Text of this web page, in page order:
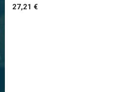
Prix
27,21 €